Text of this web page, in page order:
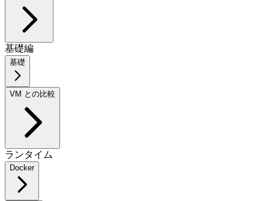
基礎編
基礎
VM との比較
ランタイム
Docker